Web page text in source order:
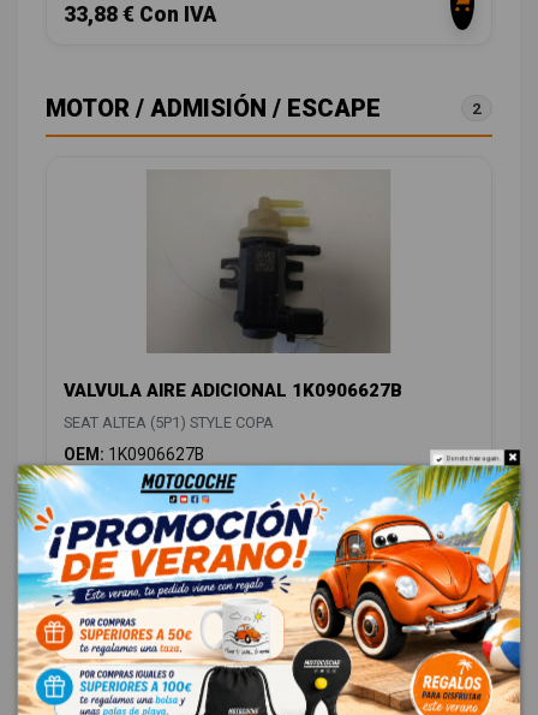
33,88 € Con IVA
MOTOR / ADMISIÓN / ESCAPE 2
VALVULA AIRE ADICIONAL 1K0906627B
SEAT ALTEA (5P1) STYLE COPA
OEM: 1K0906627B
ID:730538
12,00 € Sin IVA
14,52 € Con IVA
Do not show again.